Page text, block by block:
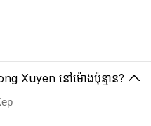
Xuyen នៅម៉ោងប៉ុន្មាន?